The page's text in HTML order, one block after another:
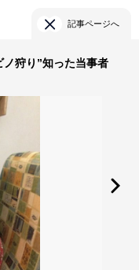
記事ページへ
ノ狩り”知った当事者